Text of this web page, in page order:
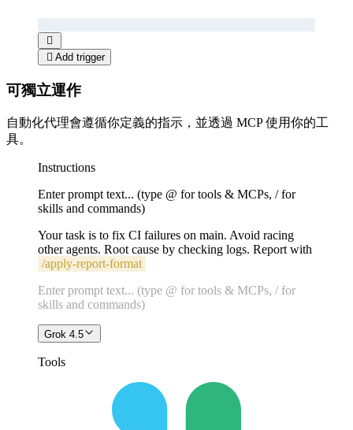

 Add trigger
可獨立運作
自動化代理會遵循你定義的指示，並透過 MCP 使用你的工
具。
Instructions
Enter prompt text... (type @ for tools & MCPs, / for
skills and commands)
Your task is to fix CI failures on main. Avoid racing
other agents. Root cause by checking logs. Report with
/apply-report-format
Enter prompt text... (type @ for tools & MCPs, / for
skills and commands)
Grok 4.5
Tools